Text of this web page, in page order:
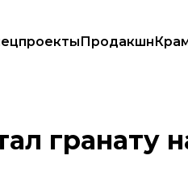
Продакшн
гранату